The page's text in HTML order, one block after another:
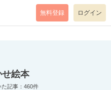
mode=return level=notice
無料登録 ログイン
絵本
た記事：460件